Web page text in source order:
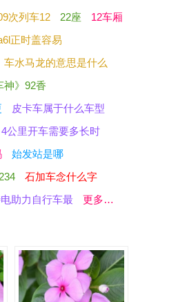
次列车12 22座
12车厢
正时盖容易
车水马龙的意思是什么
神》92香
皮卡车属于什么车型
4公里开车需要多长时
始发站是哪
石加车念什么字
助力自行车最 更多…